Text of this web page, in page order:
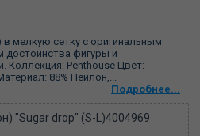
мелкую сетку с оригинальным
фигуры и
Коллекция: Penthouse Цвет:
88% Нейлон,...
Подробнее...
"Sugar drop" (S-L)4004969